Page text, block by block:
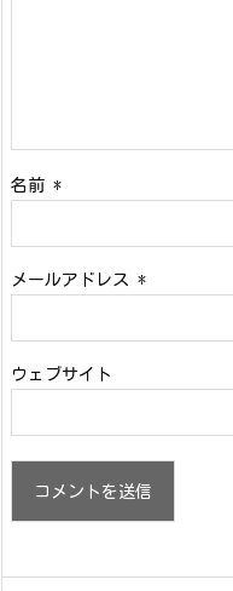
名前 *
メールアドレス *
ウェブサイト